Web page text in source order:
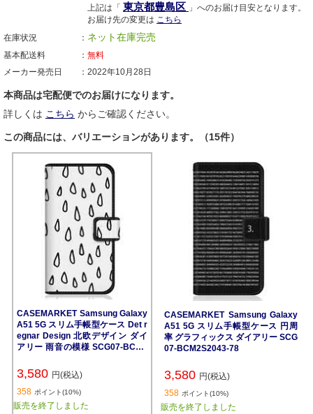
上記は「 東京都豊島区 」へのお届け目安となります。
お届け先の変更は こちら
在庫状況
ネット在庫完売
基本配送料
無料
メーカー発売日
2022年10月28日
本商品は宅配便でのお届けになります。
詳しくは こちら からご確認ください。
この商品には、バリエーションがあります。（15件）
CASEMARKET Samsung Galaxy
A51 5G スリム手帳型ケース Det r
egnar Design 北欧デザイン ダイ
アリー 雨音の模様 SCG07-BCM2
3,580 円(税込)
358 ポイント(10%)
販売を終了しました
CASEMARKET Samsung Galaxy
A51 5G スリム手帳型ケース 円周
率 グラフィックス ダイアリー SCG
07-BCM2S2043-78
3,580 円(税込)
358 ポイント(10%)
販売を終了しました